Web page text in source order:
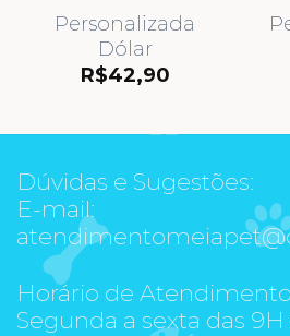
Personalizada
Dólar
R$42,90
Dúvidas e Sugestões:
E-mail:
Horário de
Segunda a sexta das 9H